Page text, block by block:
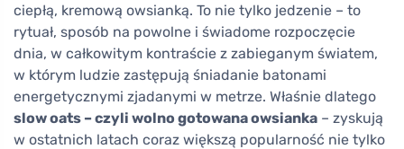
ciepłą, kremową owsianką. To nie tylko jedzenie – to
rytuał, sposób na powolne i świadome rozpoczęcie
dnia, w całkowitym kontraście z zabieganym światem,
w którym ludzie zastępują śniadanie batonami
energetycznymi zjadanymi w metrze. Właśnie dlatego
slow oats – czyli wolno gotowana owsianka – zyskują
w ostatnich latach coraz większą popularność nie tylko